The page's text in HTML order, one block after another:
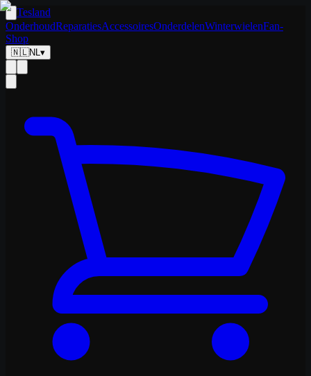
Tesland
OnderhoudReparatiesAccessoiresOnderdelenWinterwielenFan-
Shop
🇳🇱NL▾